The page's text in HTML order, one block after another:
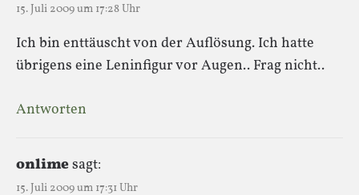
15. Juli 2009 um 17:28 Uhr
Ich bin enttäuscht von der Auflösung. Ich hatte
übrigens eine Leninfigur vor Augen.. Frag nicht..
Antworten
onlimesagt:
15. Juli 2009 um 17:31 Uhr